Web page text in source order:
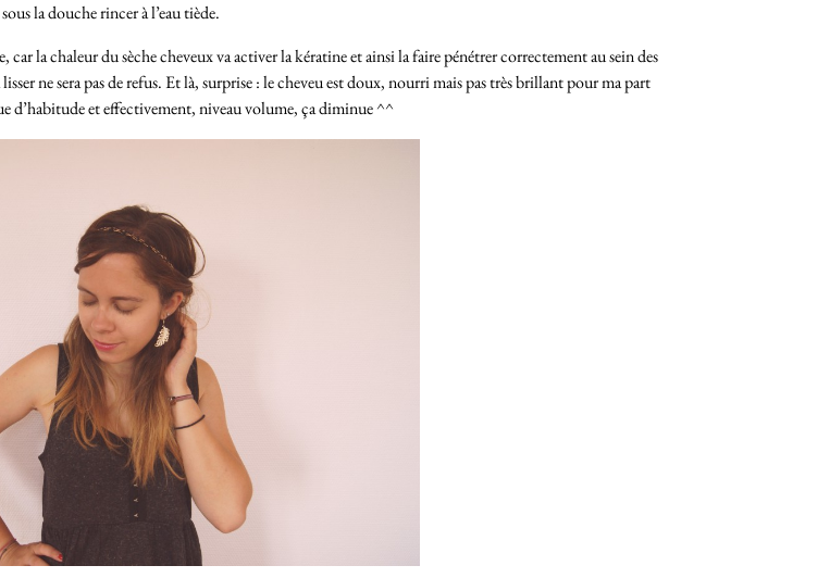
la douche rincer à l’eau tiède.
car la chaleur du sèche cheveux va activer la kératine et ainsi la faire pénétrer correctement au sein des
ne sera pas de refus. Et là, surprise : le cheveu est doux, nourri mais pas très brillant pour ma part
d’habitude et effectivement, niveau volume, ça diminue ^^